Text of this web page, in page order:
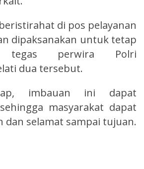
di pos pelayanan
dipaksanakan untuk tetap
tegas perwira Polri
dua tersebut.
imbauan ini dapat
masyarakat dapat
dan selamat sampai tujuan.